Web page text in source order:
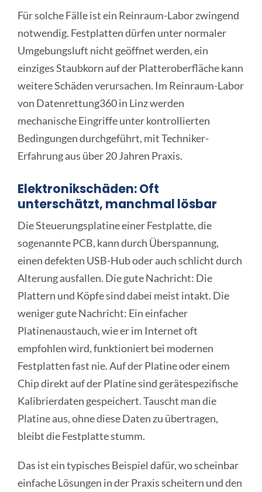
Für solche Fälle ist ein Reinraum-Labor zwingend
notwendig. Festplatten dürfen unter normaler
Umgebungsluft nicht geöffnet werden, ein
einziges Staubkorn auf der Platteroberfläche kann
weitere Schäden verursachen. Im Reinraum-Labor
von Datenrettung360 in Linz werden
mechanische Eingriffe unter kontrollierten
Bedingungen durchgeführt, mit Techniker-
Erfahrung aus über 20 Jahren Praxis.
Elektronikschäden: Oft
unterschätzt, manchmal lösbar
Die Steuerungsplatine einer Festplatte, die
sogenannte PCB, kann durch Überspannung,
einen defekten USB-Hub oder auch schlicht durch
Alterung ausfallen. Die gute Nachricht: Die
Plattern und Köpfe sind dabei meist intakt. Die
weniger gute Nachricht: Ein einfacher
Platinenaustauch, wie er im Internet oft
empfohlen wird, funktioniert bei modernen
Festplatten fast nie. Auf der Platine oder einem
Chip direkt auf der Platine sind gerätespezifische
Kalibrierdaten gespeichert. Tauscht man die
Platine aus, ohne diese Daten zu übertragen,
bleibt die Festplatte stumm.
Das ist ein typisches Beispiel dafür, wo scheinbar
einfache Lösungen in der Praxis scheitern und den